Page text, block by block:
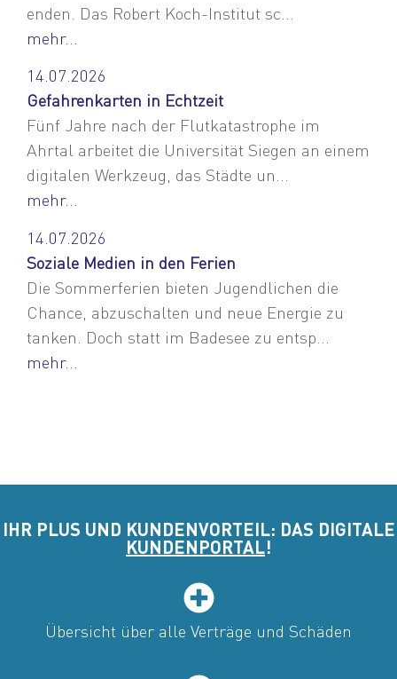
enden. Das Robert Koch-Institut sc...
mehr...
14.07.2026
Gefahrenkarten in Echtzeit
Fünf Jahre nach der Flutkatastrophe im
Ahrtal arbeitet die Universität Siegen an einem
digitalen Werkzeug, das Städte un...
mehr...
14.07.2026
Soziale Medien in den Ferien
Die Sommerferien bieten Jugendlichen die
Chance, abzuschalten und neue Energie zu
tanken. Doch statt im Badesee zu entsp...
mehr...
IHR PLUS UND KUNDENVORTEIL: DAS DIGITALE
KUNDENPORTAL!
Übersicht über alle Verträge und Schäden